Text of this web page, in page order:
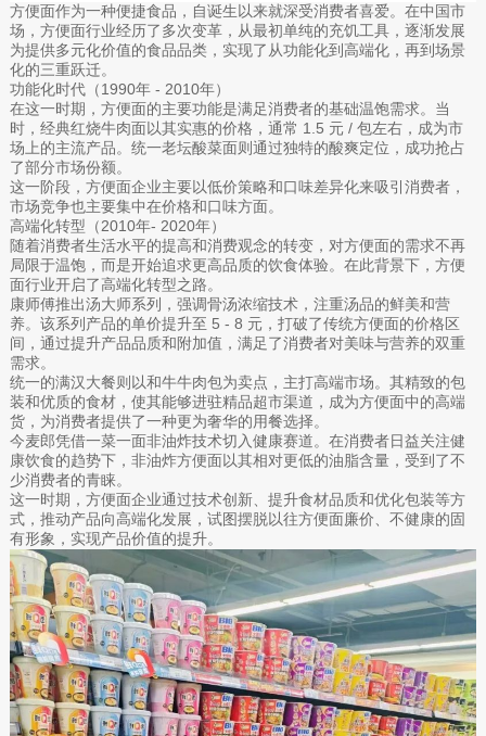
方便面作为一种便捷食品，自诞生以来就深受消费者喜爱。在中国市
场，方便面行业经历了多次变革，从最初单纯的充饥工具，逐渐发展
为提供多元化价值的食品品类，实现了从功能化到高端化，再到场景
化的三重跃迁。
功能化时代（1990年 - 2010年）
在这一时期，方便面的主要功能是满足消费者的基础温饱需求。当
时，经典红烧牛肉面以其实惠的价格，通常 1.5 元 / 包左右，成为市
场上的主流产品。统一老坛酸菜面则通过独特的酸爽定位，成功抢占
了部分市场份额。
这一阶段，方便面企业主要以低价策略和口味差异化来吸引消费者，
市场竞争也主要集中在价格和口味方面。
高端化转型（2010年- 2020年）
随着消费者生活水平的提高和消费观念的转变，对方便面的需求不再
局限于温饱，而是开始追求更高品质的饮食体验。在此背景下，方便
面行业开启了高端化转型之路。
康师傅推出汤大师系列，强调骨汤浓缩技术，注重汤品的鲜美和营
养。该系列产品的单价提升至 5 - 8 元，打破了传统方便面的价格区
间，通过提升产品品质和附加值，满足了消费者对美味与营养的双重
需求。
统一的满汉大餐则以和牛牛肉包为卖点，主打高端市场。其精致的包
装和优质的食材，使其能够进驻精品超市渠道，成为方便面中的高端
货，为消费者提供了一种更为奢华的用餐选择。
今麦郎凭借一菜一面非油炸技术切入健康赛道。在消费者日益关注健
康饮食的趋势下，非油炸方便面以其相对更低的油脂含量，受到了不
少消费者的青睐。
这一时期，方便面企业通过技术创新、提升食材品质和优化包装等方
式，推动产品向高端化发展，试图摆脱以往方便面廉价、不健康的固
有形象，实现产品价值的提升。